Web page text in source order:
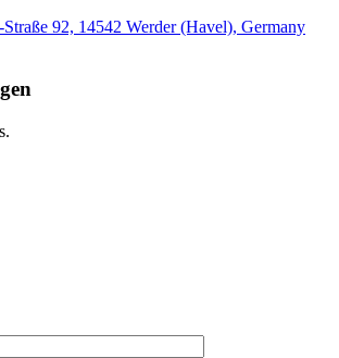
92, 14542 Werder (Havel), Germany